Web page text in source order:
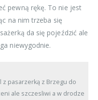
pewną rękę. To nie jest
na nim trzeba się
da się pojeździć ale
niewygodnie.
z pasarzerką z Brzegu do
ale szczesliwi a w drodze